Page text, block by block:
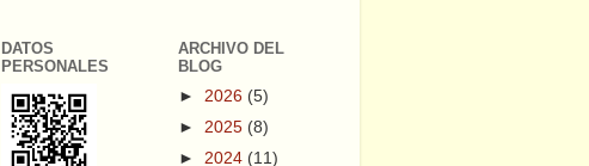
DATOS
PERSONALES
ARCHIVO DEL
BLOG
► 2026 (5)
► 2025 (8)
► 2024 (11)